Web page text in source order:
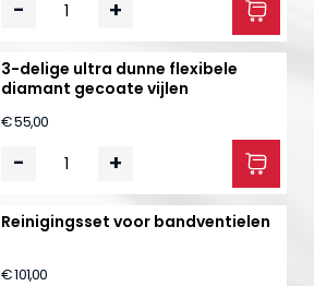
- +
3-delige ultra dunne flexibele
diamant gecoate vijlen
€ 55,00
- +
Reinigingsset voor bandventielen
€ 101,00